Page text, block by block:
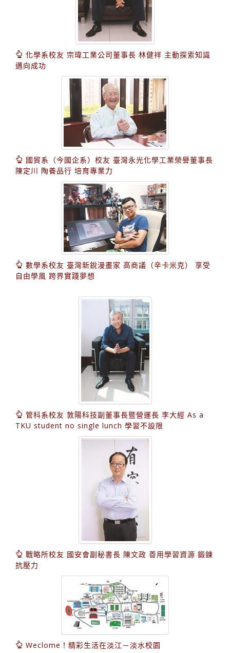
化學系校友 宗瑋工業公司董事長 林健祥 主動探索知識
邁向成功
國貿系（今國企系）校友 臺灣永光化學工業榮譽董事長
陳定川 陶養品行 培育專業力
數學系校友 臺灣新銳漫畫家 高商議（辛卡米克） 享受
自由學風 跨界實踐夢想
管科系校友 敦陽科技副董事長暨營運長 李大經 As a
TKU student no single lunch 學習不設限
戰略所校友 國安會副秘書長 陳文政 善用學習資源 鍛鍊
抗壓力
Weclome！精彩生活在淡江－淡水校園